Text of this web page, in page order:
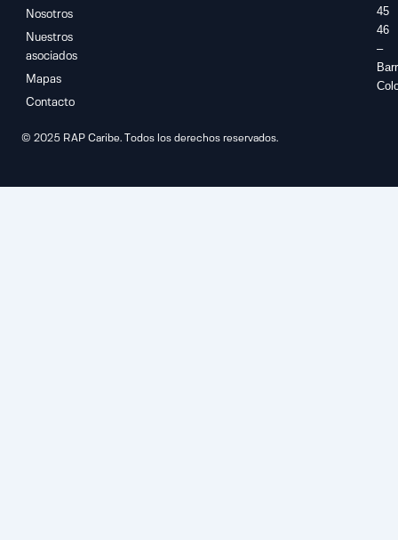
Nosotros
Nuestros
asociados
Mapas
Contacto
45
46
–
© 2025 RAP Caribe. Todos los derechos reservados.